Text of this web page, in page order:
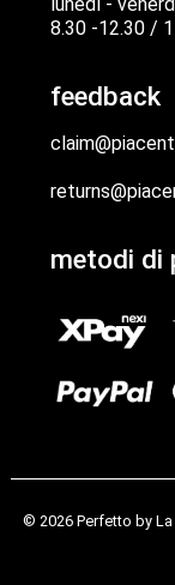
8.30 -12.30 /
feedback
metodi di
© 2026 Perfetto by La